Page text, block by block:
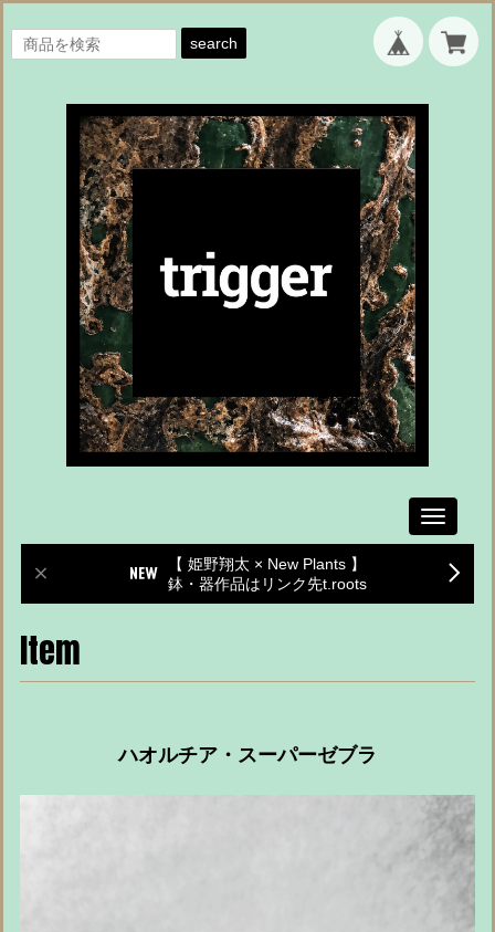
search
Toggle
【 姫野翔太 × New Plants 】
鉢・器作品はリンク先t.roots
Item
ハオルチア・スーパーゼブラ